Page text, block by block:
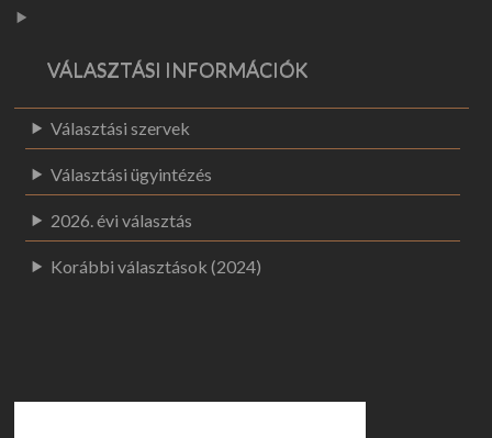
VÁLASZTÁSI INFORMÁCIÓK
Választási szervek
Választási ügyintézés
2026. évi választás
Korábbi választások (2024)